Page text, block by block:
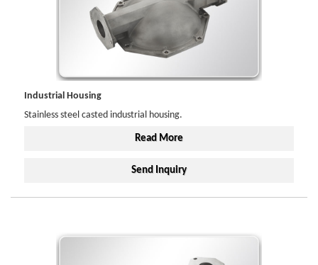
Industrial Housing
Stainless steel casted industrial housing.
Read More
Send Inquiry